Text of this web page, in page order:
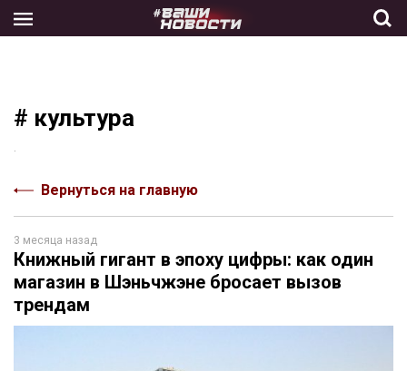
the
# культура
Вернуться на главную
3 месяца назад
Книжный гигант в эпоху цифры: как один
магазин в Шэньчжэне бросает вызов
трендам